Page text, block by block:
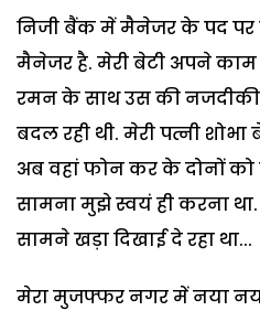
निजी बैंक में मैनेजर के पद पर
मैनेजर है. मेरी बेटी अपने काम
रमन के साथ उस की नजदीकी
बदल रही थी. मेरी पत्नी
अब वहां फोन कर के दोनों को
सामना मुझे स्वयं ही करना
सामने खड़ा दिखाई दे रहा था...
मेरा मुजफ्फर नगर में नया